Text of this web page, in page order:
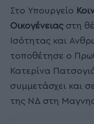
Στο Υπουργείο
Οικογένειαςστη
Ισότητας και
τοποθέτησε ο
Κατερίνα
συμμετάσχει και
της ΝΔ στη